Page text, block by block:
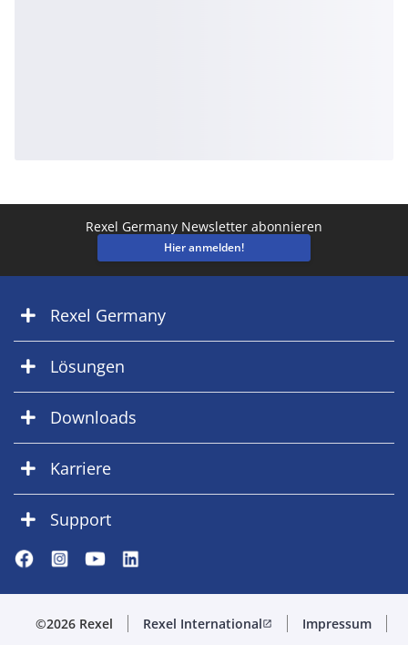
Rexel Germany Newsletter abonnieren
Hier anmelden!
Rexel Germany
Lösungen
Downloads
Karriere
Support
©2026 Rexel Rexel Internationalopen_in_new
Impressum